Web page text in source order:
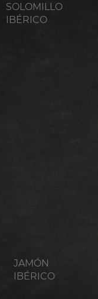
SOLOMILLO
IBÉRICO
JAMÓN
IBÉRICO